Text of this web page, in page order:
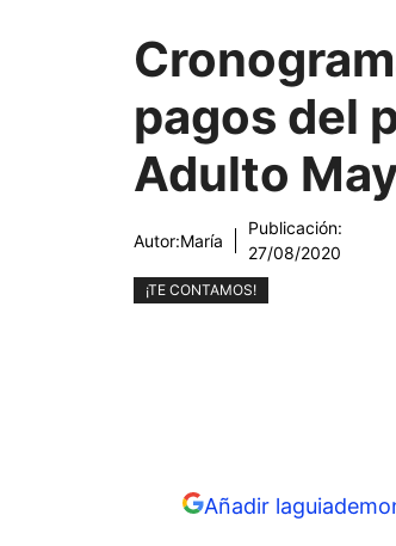
pagos del
Adulto
Autor:María
Publicación:
27/08/2020
¡TE CONTAMOS!
Añadir